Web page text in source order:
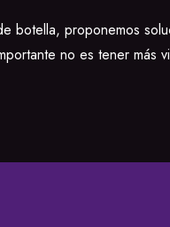
botella, proponemos
no es tener más